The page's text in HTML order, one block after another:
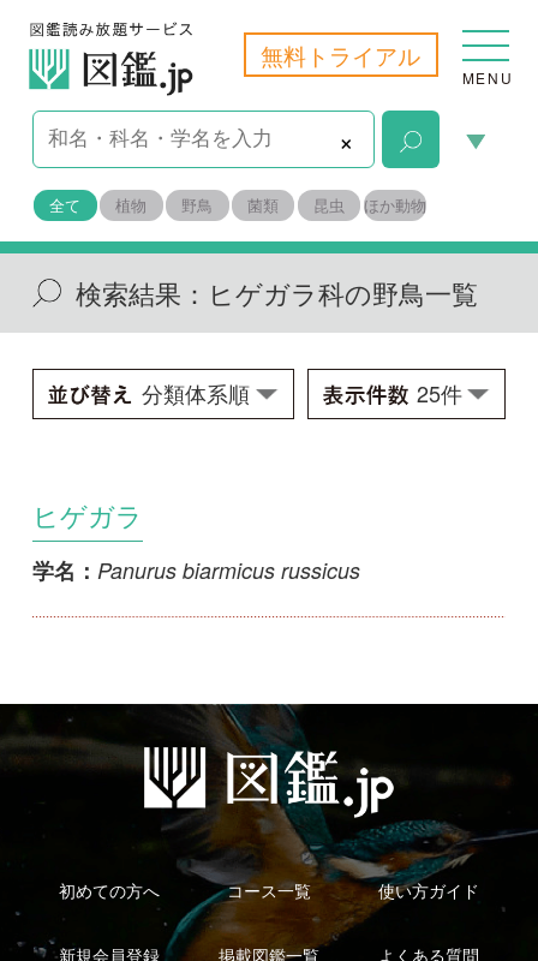
無料トライアル
MENU
×
全て 植物 野鳥 菌類 昆虫 ほか動物
検索結果：ヒゲガラ科の野鳥一覧
初めての方へ コース一覧
掲載図鑑一覧 よくある質問
質問・報告掲示板 補足リンク集